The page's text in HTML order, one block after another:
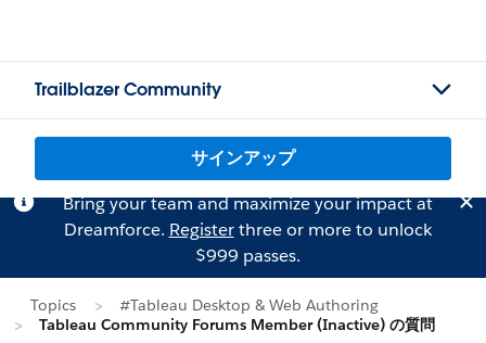
Trailblazer Community
サインアップ
Bring your team and maximize your impact at
Dreamforce. Registerthree or more to unlock
$999 passes.
Topics
#Tableau Desktop & Web Authoring
Tableau Community Forums Member (Inactive) の質問